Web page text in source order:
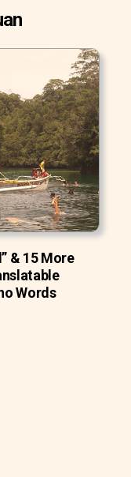
& 15 More
Words